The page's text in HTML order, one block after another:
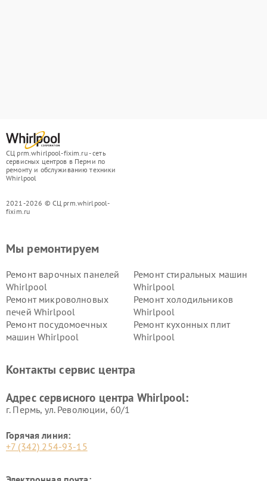
СЦ prm.whirlpool-fixim.ru - сеть
сервисных центров в Перми по
ремонту и обслуживанию техники
Whirlpool
2021-2026 © СЦ prm.whirlpool-
fixim.ru
Мы ремонтируем
Ремонт варочных панелей
Whirlpool
Ремонт стиральных машин
Whirlpool
Ремонт микроволновых
печей Whirlpool
Ремонт холодильников
Whirlpool
Ремонт посудомоечных
машин Whirlpool
Ремонт кухонных плит
Whirlpool
Контакты сервис центра
Адрес сервисного центра Whirlpool:
г. Пермь, ул. ​Революции, 60/1
Горячая линия:
+7 (342) 254-93-15